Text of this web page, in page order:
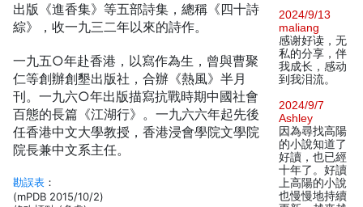
出版《進香集》等五部詩集，總稱《四十詩
綜》，收一九三二年以來的詩作。
一九五○年赴香港，以寫作為生，曾與曹聚
仁等創辦創墾出版社，合辦《熱風》半月
刊。一九六○年出版描寫抗戰時期中國社會
百態的長篇《江湖行》。一九六六年起先後
任香港中文大學教授，香港浸會學院文學院
院長兼中文系主任。
勘誤表 ：
(mPDB 2015/10/2)
2024/9/13
maliang
感谢好读，无
私的分享，伴
我成长，感动
到我泪流。
2024/9/7
Ashley
因為尋找高陽
的小說知道了
好讀，也已經
十年了。好讀
上高陽的小說
也慢慢地持續